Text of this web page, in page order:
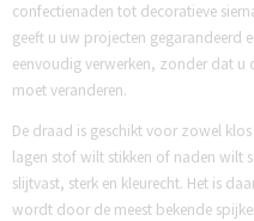
confectienaden tot decoratieve
geeft u uw projecten gegarandeerd
eenvoudig verwerken, zonder dat
moet veranderen.
De draad is geschikt voor zowel
lagen stof wilt stikken of naden wilt
slijtvast, sterk en kleurecht. Het is
wordt door de meest bekende